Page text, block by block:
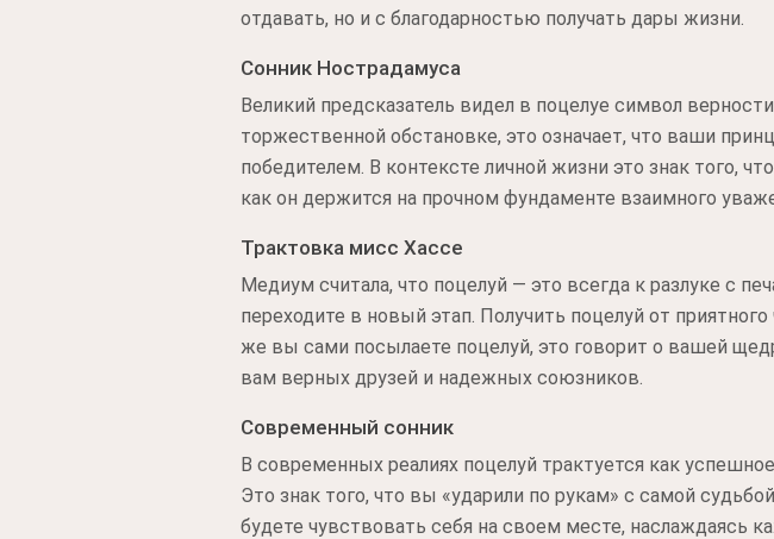
отдавать, но и с благодарностью получать дары жизни.
Сонник Нострадамуса
Великий предсказатель видел в поцелуе символ
торжественной обстановке, это означает, что ваши
победителем. В контексте личной жизни это знак того,
как он держится на прочном фундаменте взаимного
Трактовка мисс Хассе
Медиум считала, что поцелуй — это всегда к разлуке с
переходите в новый этап. Получить поцелуй от
же вы сами посылаете поцелуй, это говорит о вашей
вам верных друзей и надежных союзников.
Современный сонник
В современных реалиях поцелуй трактуется как
Это знак того, что вы «ударили по рукам» с самой
будете чувствовать себя на своем месте,